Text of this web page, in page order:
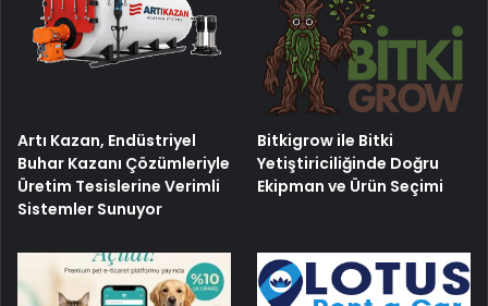
Artı Kazan, Endüstriyel
Buhar Kazanı Çözümleriyle
Üretim Tesislerine Verimli
Sistemler Sunuyor
Bitkigrow ile Bitki
Yetiştiriciliğinde Doğru
Ekipman ve Ürün Seçimi